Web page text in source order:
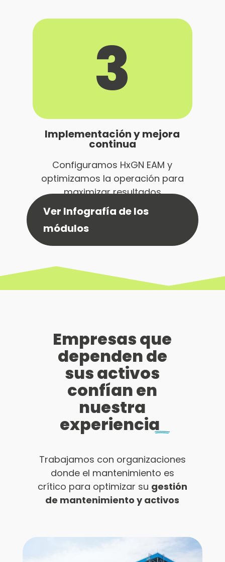
3
Implementación y mejora
continua
Configuramos HxGN EAM y
optimizamos la operación para
maximizar resultados
Ver Infografía de los
módulos
Empresas que
dependen de
sus activos
confían en
nuestra
experiencia
Trabajamos con organizaciones
donde el mantenimiento es
crítico para optimizar su gestión
de mantenimiento y activos